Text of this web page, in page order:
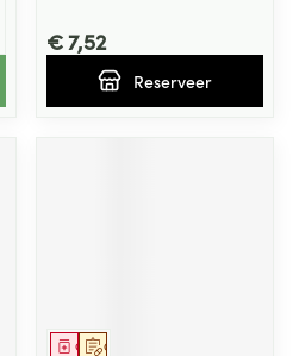
€ 7,52
Reserveer
Op voorschrift
Geneesmiddel